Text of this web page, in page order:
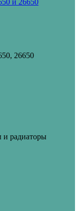
и 26650
26650
и радиаторы